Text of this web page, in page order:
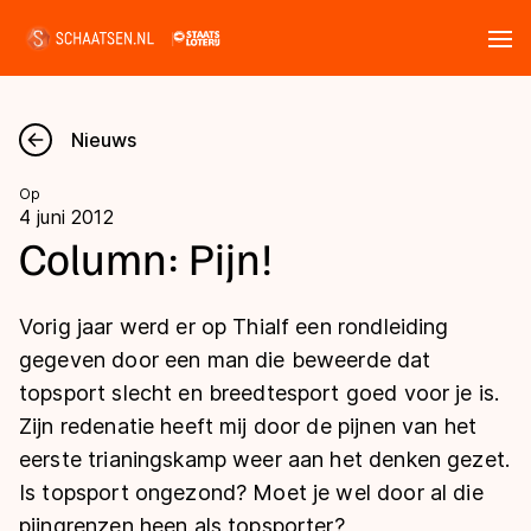
Nieuws
Kalender
Marathon
Langebaan
Shorttrack
Inlineskaten
Uitslagen
Langebaan
Shorttrack
Marathon
Tijden & historie
Ranglijsten Langebaan
Nieuws
Op
4 juni 2012
Column: Pijn!
Vorig jaar werd er op Thialf een rondleiding
gegeven door een man die beweerde dat
topsport slecht en breedtesport goed voor je is.
Zijn redenatie heeft mij door de pijnen van het
eerste trianingskamp weer aan het denken gezet.
Is topsport ongezond? Moet je wel door al die
pijngrenzen heen als topsporter?